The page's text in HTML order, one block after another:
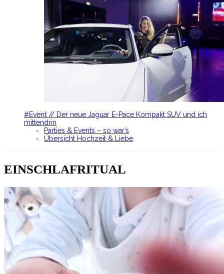
#Event // Der neue Jaguar E-Pace Kompakt SUV und ich
mittendrin
Parties & Events – so war’s
Übersicht Hochzeit & Liebe
EINSCHLAFRITUAL